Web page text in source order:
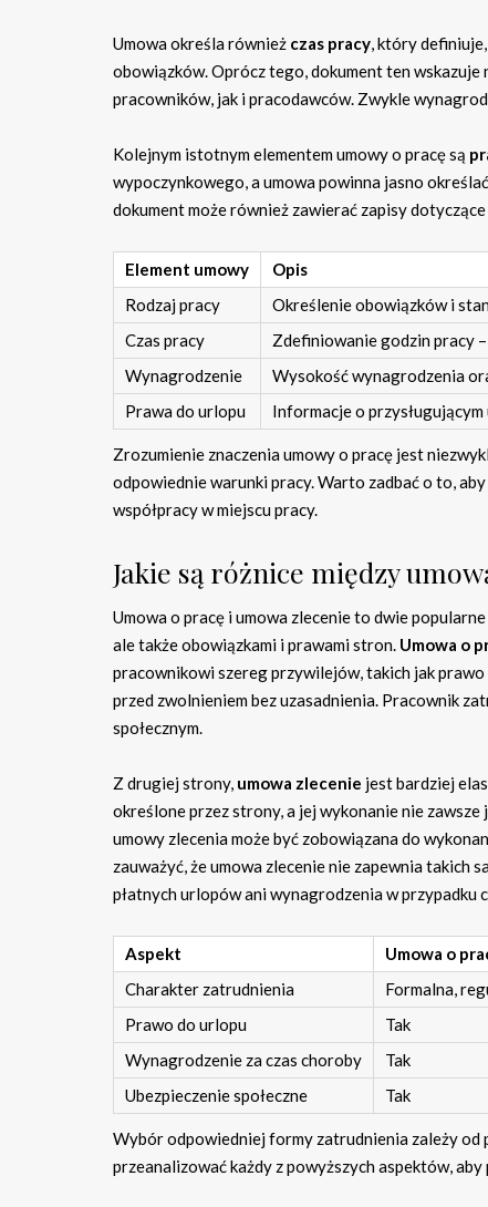
Umowa określa również czas pracy, który
obowiązków. Oprócz tego, dokument ten wskazuje
pracowników, jak i pracodawców. Zwykle
Kolejnym istotnym elementem umowy o pracę są
wypoczynkowego, a umowa powinna jasno
dokument może również zawierać zapisy
Element umowy
Opis
Rodzaj pracy
Określenie obowiązków i
Czas pracy
Zdefiniowanie godzin pracy
Wynagrodzenie
Wysokość wynagrodzenia
Prawa do urlopu
Informacje o
Zrozumienie znaczenia umowy o pracę jest
odpowiednie warunki pracy. Warto zadbać o to,
współpracy w miejscu pracy.
Jakie są różnice między
Umowa o pracę i umowa zlecenie to dwie
ale także obowiązkami i prawami stron. Umowa o
pracownikowi szereg przywilejów, takich jak prawo
przed zwolnieniem bez uzasadnienia. Pracownik
społecznym.
Z drugiej strony, umowa zlecenie jest bardziej
określone przez strony, a jej wykonanie nie
umowy zlecenia może być zobowiązana do
zauważyć, że umowa zlecenie nie zapewnia takich
płatnych urlopów ani wynagrodzenia w przypadku
Aspekt Umowa o
Charakter zatrudnienia
Formalna,
Prawo do urlopu
Tak
Wynagrodzenie za czas choroby
Tak
Ubezpieczenie społeczne
Tak
Wybór odpowiedniej formy zatrudnienia zależy od
przeanalizować każdy z powyższych aspektów,